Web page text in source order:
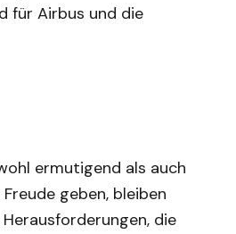
für Airbus und die
ermutigend als auch
geben, bleiben
die